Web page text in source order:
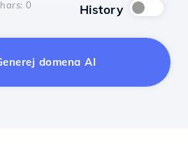
0 History
domena AI